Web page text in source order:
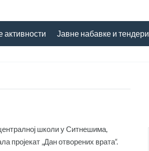
активности Јавне набавке и тендери
школи у Ситнешима,
пројекат „Дан отворених врата“.